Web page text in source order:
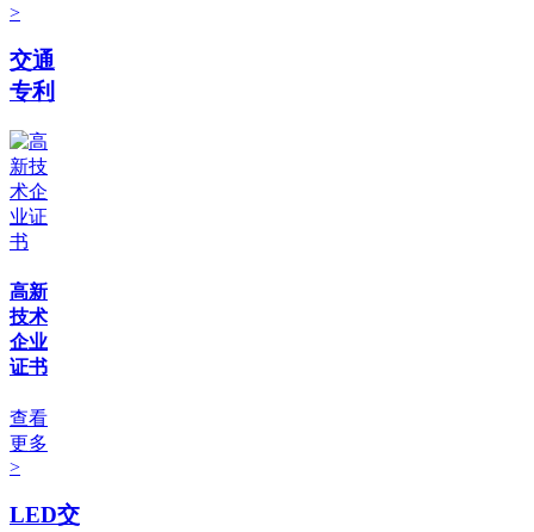
>
交通
专利
高新
技术
企业
证书
查看
更多
>
LED交